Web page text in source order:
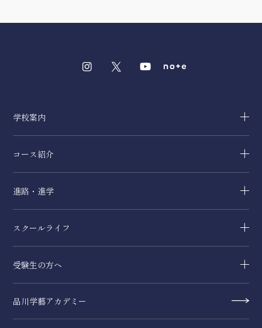
学校案内
コース紹介
進路・進学
スクールライフ
受験生の方へ
品川学藝アカデミー